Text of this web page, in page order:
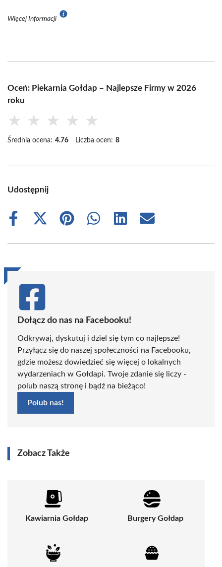
Więcej Informacji
Oceń: Piekarnia Gołdap – Najlepsze Firmy w 2026
roku
★ ★ ★ ★ ★
Średnia ocena: 4.76 Liczba ocen: 8
Udostępnij
Share
Share
(Twitter)
Share
Share
Share
Share
Dołącz do nas na Facebooku!
Odkrywaj, dyskutuj i dziel się tym co najlepsze!
Przyłącz się do naszej społeczności na Facebooku,
gdzie możesz dowiedzieć się więcej o lokalnych
wydarzeniach w Gołdapi. Twoje zdanie się liczy -
polub naszą stronę i bądź na bieżąco!
Polub nas!
Zobacz Także
Kawiarnia Gołdap Burgery Gołdap